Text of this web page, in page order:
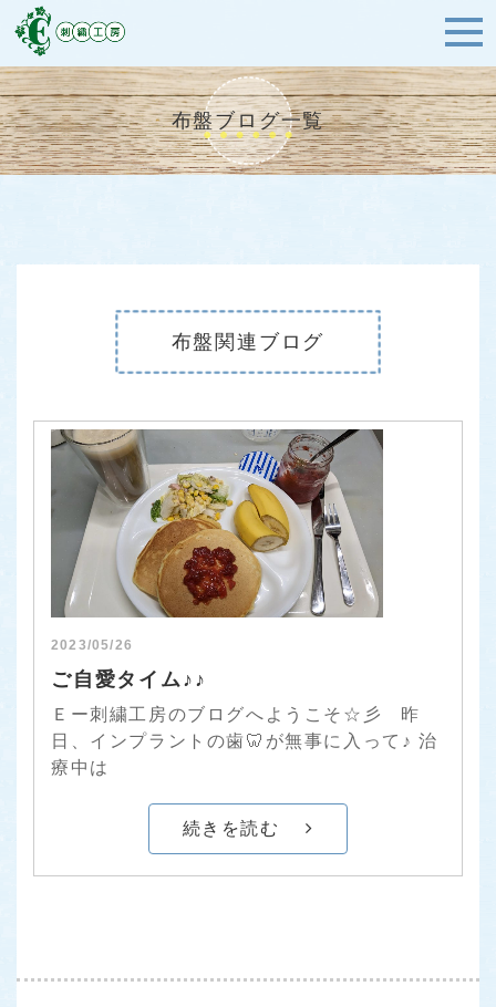
布盤ブログ一覧
布盤関連ブログ
2023/05/26
ご自愛タイム♪♪
Ｅー刺繍工房のブログへようこそ☆彡 昨
日、インプラントの歯🦷が無事に入って♪ 治
療中は
続きを読む